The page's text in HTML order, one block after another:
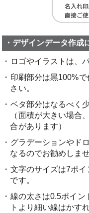
・デザインデータ作成
・ロゴやイラストは、
・印刷部分は黒100%
さい。
・ベタ部分はなるべく
（面積が大きい場合
合があります）
・グラデーションやド
なるのでお勧めしませ
・文字のサイズは7ポ
です。
・線の太さは0.5ポイ
トより細い線はかす